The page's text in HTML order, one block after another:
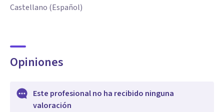
Castellano (Español)
Opiniones
Este profesional no ha recibido ninguna
valoración